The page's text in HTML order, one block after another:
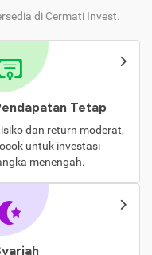
di Cermati Invest.
Tetap
dan return moderat,
untuk investasi
menengah.